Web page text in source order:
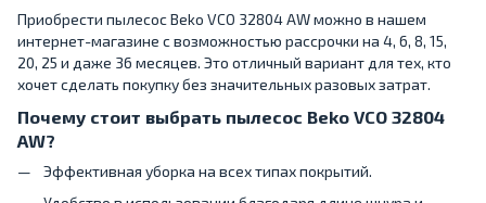
Приобрести пылесос Beko VCO 32804 AW можно в нашем
интернет-магазине с возможностью рассрочки на 4, 6, 8, 15,
20, 25 и даже 36 месяцев. Это отличный вариант для тех, кто
хочет сделать покупку без значительных разовых затрат.
Почему стоит выбрать пылесос Beko VCO 32804
AW?
Эффективная уборка на всех типах покрытий.